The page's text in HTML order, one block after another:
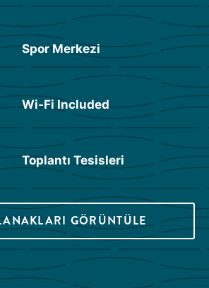
Spor Merkezi
Wi-Fi Included
Toplantı Tesisleri
GÖRÜNTÜLE